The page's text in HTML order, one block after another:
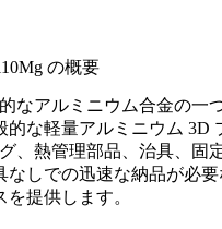
の概要
なアルミニウム合金の
な軽量アルミニウム
、熱管理部品、治具、
しでの迅速な納品が必
提供します。